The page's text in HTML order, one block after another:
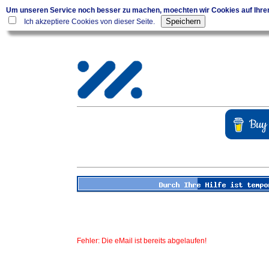
Um unseren Service noch besser zu machen, moechten wir Cookies auf
Ich akzeptiere Cookies von dieser Seite.
Fehler: Die eMail ist bereits abgelaufen!